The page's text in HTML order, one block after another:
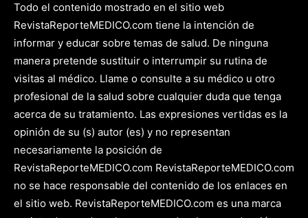
Todo el contenido mostrado en el sitio web
RevistaReporteMEDICO.com tiene la intención de
informar y educar sobre temas de salud. De ninguna
manera pretende sustituir o interrumpir su rutina de
visitas al médico. Llame o consulte a su médico u otro
profesional de la salud sobre cualquier duda que tenga
acerca de su tratamiento. Las expresiones vertidas es la
opinión de su (s) autor (es) y no representan
necesariamente la posición de
RevistaReporteMEDICO.com RevistaReporteMEDICO.com
no se hace responsable del contenido de los enlaces en
el sitio web. RevistaReporteMEDICO.com es una marca